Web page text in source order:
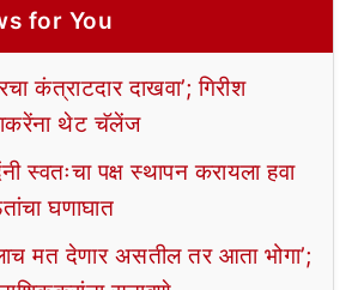
for You
कंत्राटदार दाखवा’; गिरीश
थेट चॅलेंज
स्वतःचा पक्ष स्थापन करायला हवा
घणाघात
मत देणार असतील तर आता भोगा’;